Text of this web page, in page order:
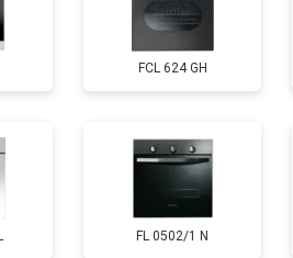
FCL 624 GH
FL 0502/1 N